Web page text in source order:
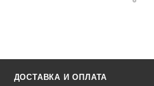
ДОСТАВКА И ОПЛАТА